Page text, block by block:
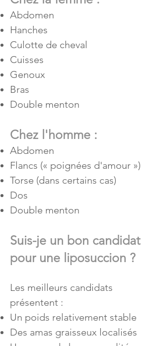
Abdomen
Hanches
Culotte de cheval
Cuisses
Genoux
Bras
Double menton
Chez l'homme :
Abdomen
Flancs (« poignées d'amour »)
Torse (dans certains cas)
Dos
Double menton
Suis-je un bon candidat
pour une liposuccion ?
Les meilleurs candidats
présentent :
Un poids relativement stable
Des amas graisseux localisés